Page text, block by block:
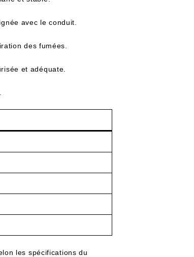
avec‍ le conduit.
‍des fumées.
et‌ adéquate.
les spécifications du